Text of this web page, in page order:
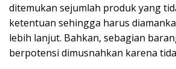
ditemukan sejumlah produk yang
ketentuan sehingga harus
lebih lanjut. Bahkan, sebagian
berpotensi dimusnahkan karena